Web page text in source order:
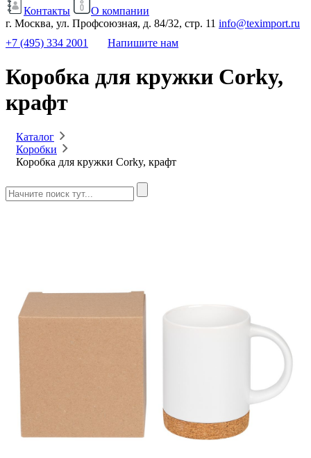
Контакты
О компании
г. Москва, ул. Профсоюзная, д. 84/32, стр. 11 info@teximport.ru
+7 (495) 334 2001
Напишите нам
Коробка для кружки Corky,
крафт
Каталог
Коробки
Коробка для кружки Corky, крафт